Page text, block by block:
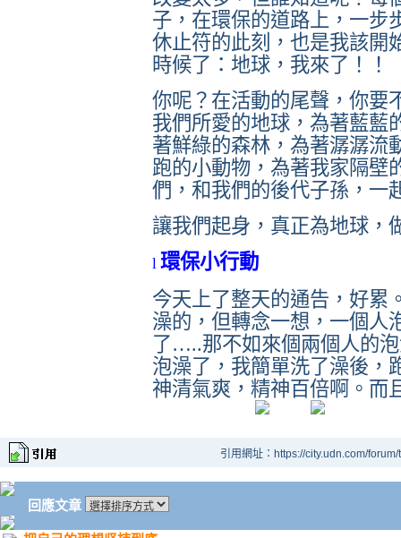
子，在環保的道路上，一步
休止符的此刻，也是我該開
時候了：地球，我來了！！
你呢？在活動的尾聲，你要
我們所愛的地球，為著藍藍
著鮮綠的森林，為著潺潺流
跑的小動物，為著我家隔壁
們，和我們的後代子孫，一
讓我們起身，真正為地球，
l 環保小行動
今天上了整天的通告，好累
澡的，但轉念一想，一個人
了…..那不如來個兩個人的
泡澡了，我簡單洗了澡後，
神清氣爽，精神百倍啊。而
引用網址：https://city.udn.com/
回應文章